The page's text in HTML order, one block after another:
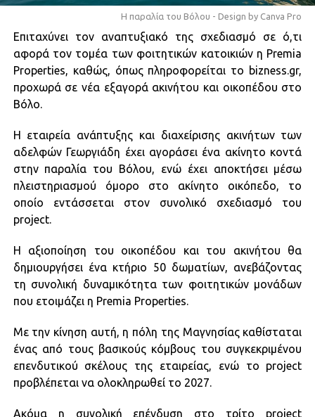
Η παραλία του Βόλου - Design by Canva Pro
Eπιταχύνει τον αναπτυξιακό της σχεδιασμό σε ό,τι
αφορά τον τομέα των φοιτητικών κατοικιών η Premia
Properties, καθώς, όπως πληροφορείται το bizness.gr,
προχωρά σε νέα εξαγορά ακινήτου και οικοπέδου στο
Βόλο.
Η εταιρεία ανάπτυξης και διαχείρισης ακινήτων των
αδελφών Γεωργιάδη έχει αγοράσει ένα ακίνητο κοντά
στην παραλία του Βόλου, ενώ έχει αποκτήσει μέσω
πλειστηριασμού όμορο στο ακίνητο οικόπεδο, το
οποίο εντάσσεται στον συνολικό σχεδιασμό του
project.
Η αξιοποίηση του οικοπέδου και του ακινήτου θα
δημιουργήσει ένα κτήριο 50 δωματίων, ανεβάζοντας
τη συνολική δυναμικότητα των φοιτητικών μονάδων
που ετοιμάζει η Premia Properties.
Με την κίνηση αυτή, η πόλη της Μαγνησίας καθίσταται
ένας από τους βασικούς κόμβους του συγκεκριμένου
επενδυτικού σκέλους της εταιρείας, ενώ το project
προβλέπεται να ολοκληρωθεί το 2027.
Ακόμα η συνολική επένδυση στο τρίτο project